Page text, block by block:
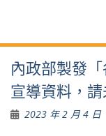
內政部製發
宣導資料，請
2023 年 2 月 4 日